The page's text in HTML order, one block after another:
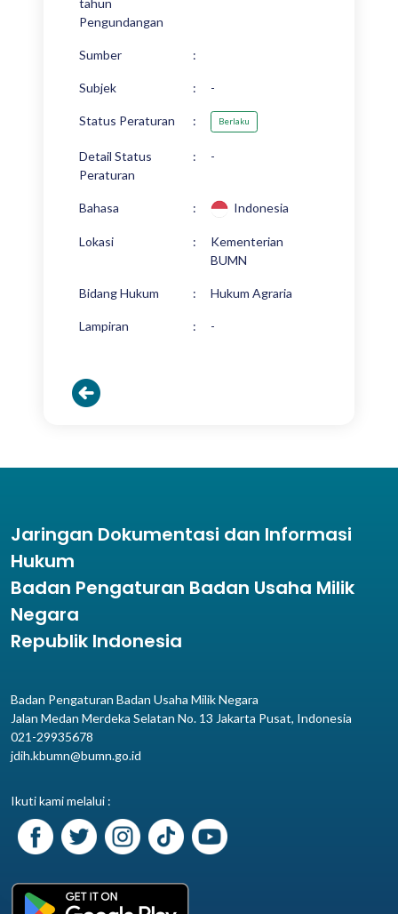
tahun
Pengundangan
Sumber :
Subjek : -
Status Peraturan : Berlaku
Detail Status
Peraturan
: -
Bahasa : Indonesia
Lokasi :
Kementerian
BUMN
Bidang Hukum : Hukum Agraria
Lampiran : -
Jaringan Dokumentasi dan Informasi
Hukum
Badan Pengaturan Badan Usaha Milik
Negara
Republik Indonesia
Badan Pengaturan Badan Usaha Milik Negara
Jalan Medan Merdeka Selatan No. 13 Jakarta Pusat, Indonesia
021-29935678
jdih.kbumn@bumn.go.id
Ikuti kami melalui :